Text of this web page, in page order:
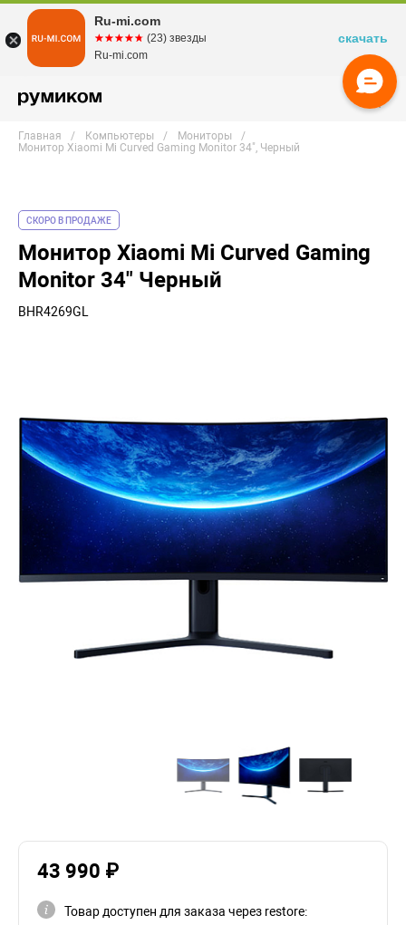
Главная Компьютеры
Мониторы
Монитор Xiaomi Mi Curved Gaming Monitor 34", Черный
СКОРО В ПРОДАЖЕ
Монитор Xiaomi Mi Curved Gaming
Monitor 34" Черный
BHR4269GL
43 990 ₽
Товар доступен для заказа через restore:
Ru-mi.com
☆☆☆☆☆
★★★★★ (23) звезды
Ru-mi.com
скачать